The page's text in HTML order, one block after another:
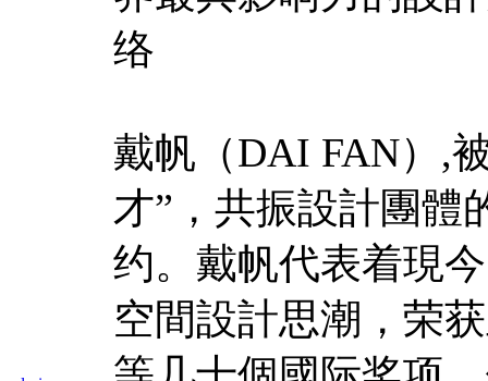
络
戴帆（DAI FAN）,
才”，共振設計團體
约。戴帆代表着現
空間設計思潮，荣